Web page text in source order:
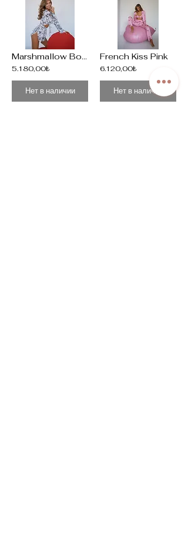
Marshmallow Bonjour
5.180,00₺
Нет в наличии
French Kiss Pink
6.120,00₺
Нет в наличии